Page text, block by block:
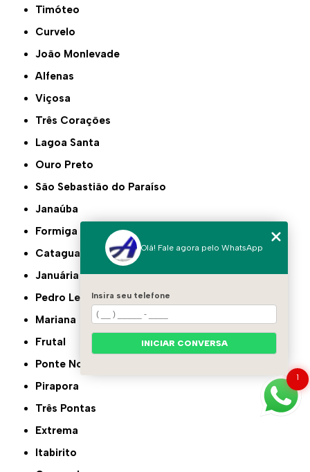
Timóteo
Curvelo
João Monlevade
Alfenas
Viçosa
Três Corações
Lagoa Santa
Ouro Preto
São Sebastião do Paraíso
Janaúba
Formiga
Cataguases
Januária
Pedro Leopoldo
Mariana
Frutal
Ponte Nova
Pirapora
Três Pontas
Extrema
Itabirito
1
Olá! Fale agora pelo WhatsApp
Insira seu telefone
INICIAR CONVERSA